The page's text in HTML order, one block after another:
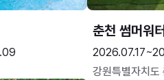
춘천 썸머워
강원특별자치도